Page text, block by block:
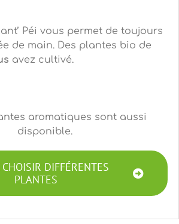
Péi vous permet de toujours
de main. Des plantes bio de
avez cultivé.
aromatiques sont aussi
disponible.
CHOISIR DIFFÉRENTES
PLANTES